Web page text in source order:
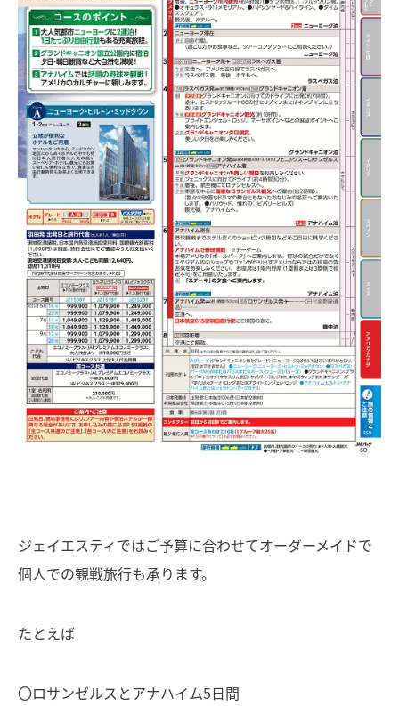
ジェイエスティではご予算に合わせてオーダーメイドで
個人での観戦旅行も承ります。
たとえば
〇ロサンゼルスとアナハイム5日間